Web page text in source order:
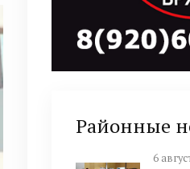
Районные
6